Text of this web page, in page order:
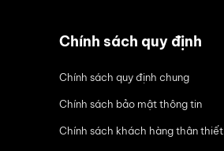
Chính sách quy định
Chính sách quy định chung
Chính sách bảo mật thông tin
Chính sách khách hàng thân thiết